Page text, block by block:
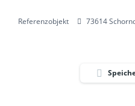
Referenzobjekt 73614